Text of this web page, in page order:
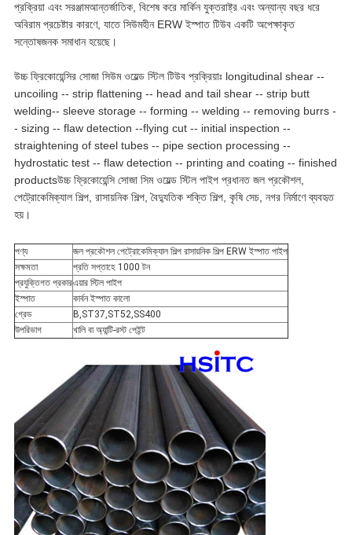
প্রক্রিয়া এবং সরঞ্জামআন্তর্জাতিক, বিশেষ করে মার্কিন যুক্তরাষ্ট্র এবং অন্যান্য বছর ধরে
অবিরাম প্রচেষ্টার কারণে, যাতে সিউমহীন ERW ইস্পাত টিউব একটি অপেক্ষাকৃত
সন্তোষজনক সমাধান হয়েছে।
উচ্চ ফ্রিকোয়েন্সির সোজা সিউম ওয়েল্ড স্টিল টিউব প্রক্রিয়াঃ longitudinal shear --
uncoiling -- strip flattening -- head and tail shear -- strip butt
welding-- sleeve storage -- forming -- welding -- removing burrs -
- sizing -- flaw detection --flying cut -- initial inspection --
straightening of steel tubes -- pipe section processing --
hydrostatic test -- flaw detection -- printing and coating -- finished
productsউচ্চ ফ্রিকোয়েন্সি সোজা সিম ওয়েল্ড স্টিল পাইপ প্রধানত জল প্রকৌশল,
পেট্রোকেমিক্যাল শিল্প, রাসায়নিক শিল্প, বৈদ্যুতিক শক্তি শিল্প, কৃষি সেচ, নগর নির্মাণে ব্যবহৃত
হয়।
পণ্য
জল প্রকৌশল পেট্রোকেমিক্যাল শিল্প রাসায়নিক শিল্প ERW ইস্পাত পাইপ
সক্ষমতা
প্রতি সপ্তাহে 1000 টন
প্রযুক্তিগত প্রকারএয়ার স্টিল পাইপ
ইস্পাত
কার্বন ইস্পাত কালো
গ্রেড
B,ST37,ST52,SS400
উপরিভাগ
খালি বা অ্যান্টি-রস্ট পেইন্ট